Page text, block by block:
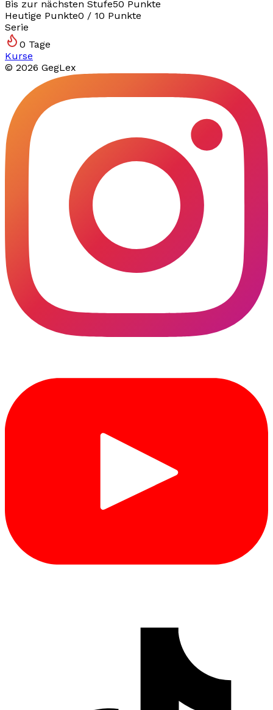
Bis zur nächsten Stufe50 Punkte
Heutige Punkte0 / 10 Punkte
Serie
0 Tage
Kurse
© 2026 GegLex